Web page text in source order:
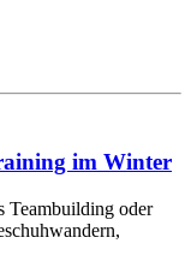
im Winter
Teambuilding oder